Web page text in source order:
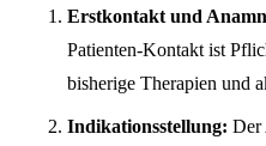
Erstkontakt und
Patienten-Kontakt ist
bisherige Therapien und
Indikationsstellung: Der